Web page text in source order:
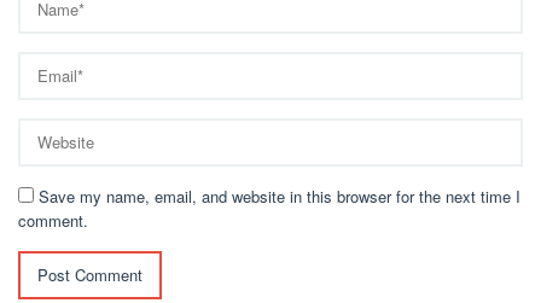
Save my name, email, and website in this browser for the next time I
comment.